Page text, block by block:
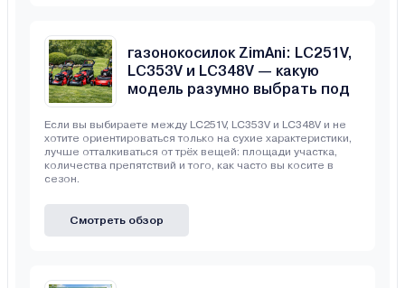
газонокосилок ZimAni: LC251V,
LC353V и LC348V — какую
модель разумно выбрать под
Если вы выбираете между LC251V, LC353V и LC348V и не
хотите ориентироваться только на сухие характеристики,
лучше отталкиваться от трёх вещей: площади участка,
количества препятствий и того, как часто вы косите в
сезон.
Смотреть обзор